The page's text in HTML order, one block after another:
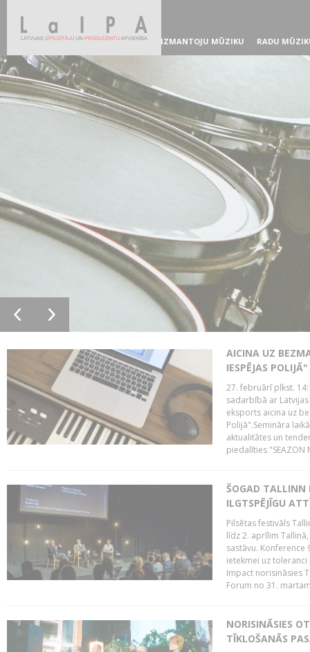
IZMANTOJU MŪZIKU RADU
AICINA UZ
IESPĒJAS POLIJĀ"
27. februārī plkst.
sadarbībā ar
eksports aicina uz
Polijā".Semināra
aktualitātes un
piedalīties "SEAZON
ŠOGAD TALLINN
ILGTSPĒJĪGU
Pilsētas festivāls
līdz 2. aprīlim
sastāvu.
ietekmei uz
Impact norisināsies
Forum no 31.
NORISINĀSIES
TĪKLOŠANĀS